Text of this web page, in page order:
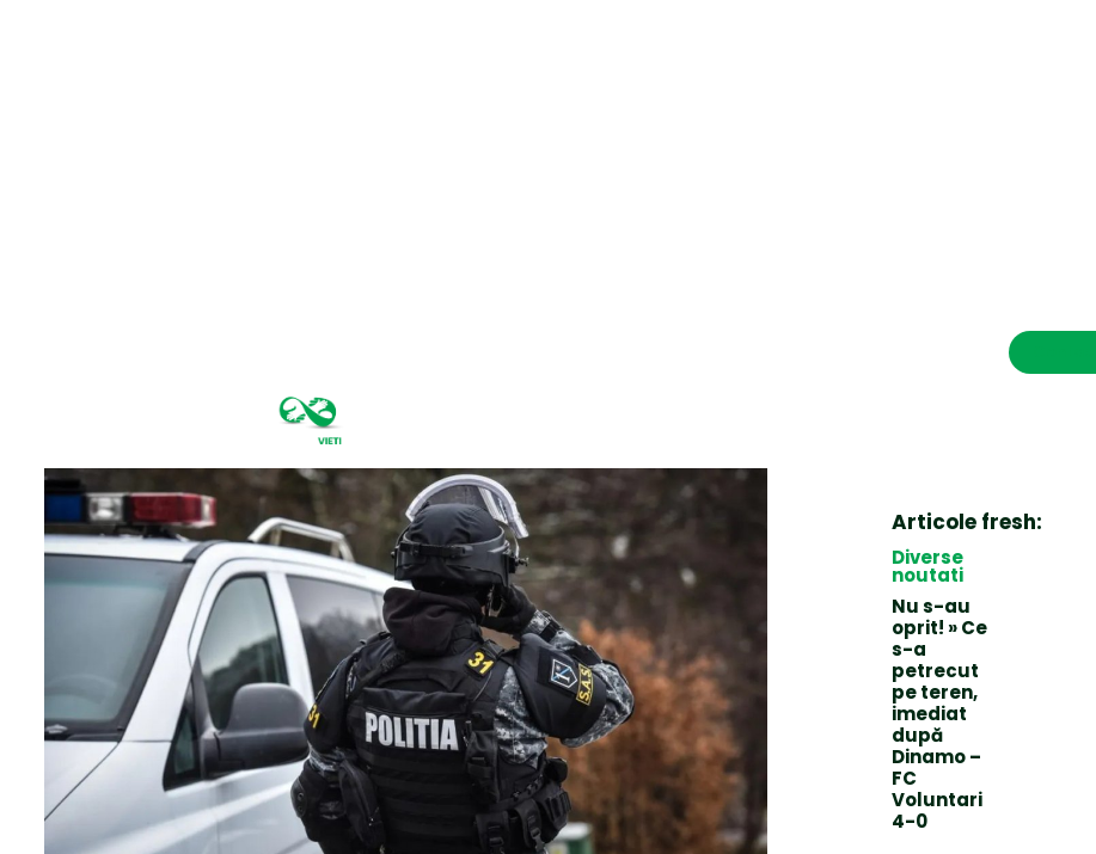
Articole fresh:
Diverse
noutati
Nu s-au
oprit! » Ce
s-a
petrecut
pe teren,
imediat
după
Dinamo –
FC
Voluntari
4-0